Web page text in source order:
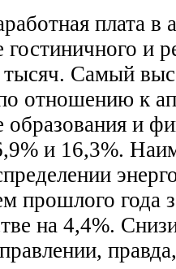
плата в
гостиничного и
тысяч. Самый
отношению к
образования и
и 16,3%.
прошлого года
на 4,4%.